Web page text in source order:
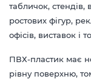
табличок, стендів,
ростових фігур,
офісів, виставок і
ПВХ-пластик має
рівну поверхню,